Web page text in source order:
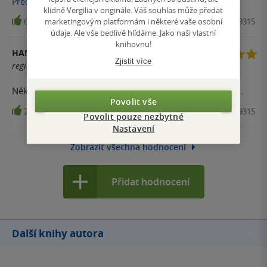
65 Kniha, Zeď, 2016, 9788090659315
HANA ŠVÚBOVÁ
registrovaný uživatel
Několik večerů a nocí v krásné společnosti…, to je Havel.
2 Kniha, Zeď, 2016, 9788090659315
Zobrazit všechna hodnocení
Přidat hodnocení
Další knihy autora
klidně Vergilia v originále. Váš souhlas může předat
marketingovým platformám i některé vaše osobní
údaje. Ale vše bedlivě hlídáme. Jako naši vlastní
knihovnu!
Zjistit více
Povolit vše
Povolit pouze nezbytné
Nastavení